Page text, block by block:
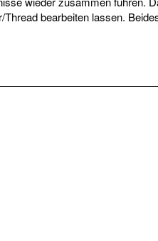
bearbeiten lassen.